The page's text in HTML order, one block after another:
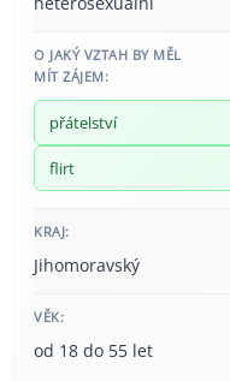
O JAKÝ VZTAH BY MĚL
MÍT ZÁJEM:
přátelství
flirt
KRAJ:
Jihomoravský
VĚK:
od 18 do 55 let